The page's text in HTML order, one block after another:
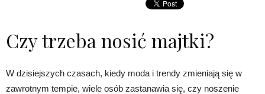
Czy trzeba nosić majtki?
W dzisiejszych czasach, kiedy moda i trendy zmieniają się w
zawrotnym tempie, wiele osób zastanawia się, czy noszenie